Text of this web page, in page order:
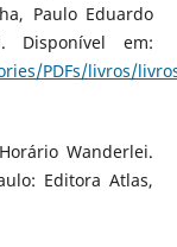
Paulo Eduardo
Disponível em:
PDFs/livros/
Wanderlei.
Editora Atlas,